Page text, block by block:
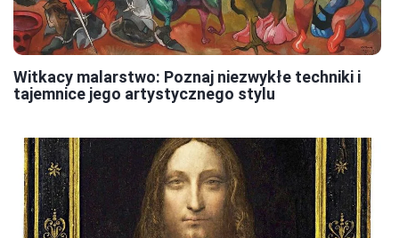
Witkacy malarstwo: Poznaj niezwykłe techniki i
tajemnice jego artystycznego stylu